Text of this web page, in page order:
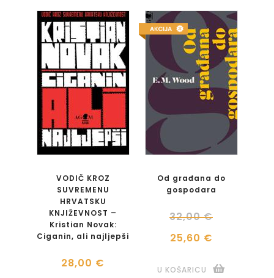
VODIČ KROZ
SUVREMENU
HRVATSKU
KNJIŽEVNOST –
Kristian Novak:
Ciganin, ali najljepši
28,00 €
Od građana do
gospodara
32,00 €
25,60 €
U KOŠARICU